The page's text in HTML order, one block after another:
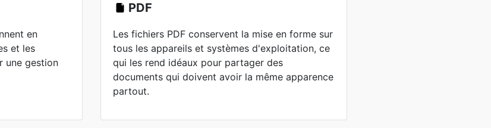
en
et les
une gestion
PDF
Les fichiers PDF conservent la mise en forme sur
tous les appareils et systèmes d'exploitation, ce
qui les rend idéaux pour partager des
documents qui doivent avoir la même apparence
partout.